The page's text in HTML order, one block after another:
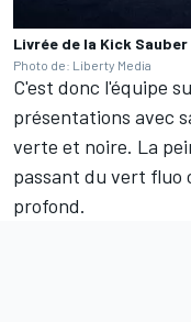
Livrée de la Kick Sauber
Photo de: Liberty Media
C'est donc l'équipe
présentations avec
verte et noire. La
passant du vert fluo
profond.